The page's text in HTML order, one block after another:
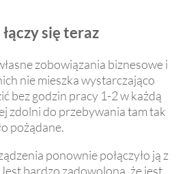
się teraz
zobowiązania biznesowe i
nie mieszka wystarczająco
bez godzin pracy 1-2 w każdą
zdolni do przebywania tam tak
pożądane.
ponownie połączyło ją z
bardzo zadowolona, ​​że ​​jest